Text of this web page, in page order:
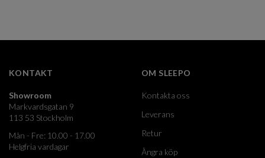
KONTAKT
Showroom
Markvardsgatan 9
113 53 Stockholm
Mån - Fre: 10.00 - 17.00
Helgfria vardagar
OM SLEEPO
Kontakta oss
Leverans
Retur
Ångra köp